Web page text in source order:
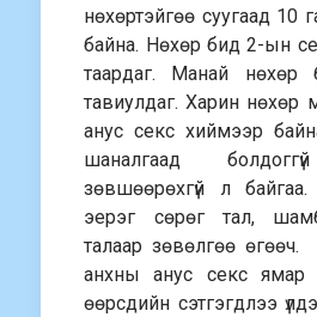
нөхөртэйгөө суугаад 10
байна. Нөхөр бид 2-ын
таардаг. Манай нөхөр
тавиулдаг. Харин нөхөр
анус секс хиймээр
шаналгаад
зөвшөөрөхгүй л
эерэг сөрөг тал,
талаар зөвөлгөө
анхны анус секс ямар
өөрсдийн сэтгэгдлээ